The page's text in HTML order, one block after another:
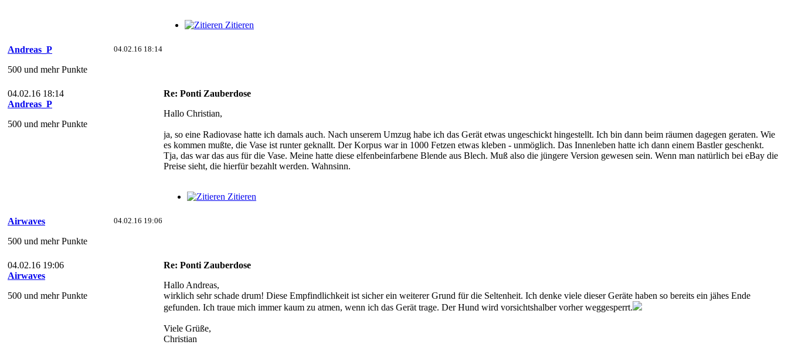
Zitieren
04.02.16 18:14
Andreas_P
500 und mehr Punkte
04.02.16 18:14
Andreas_P
500 und mehr Punkte
Re: Ponti Zauberdose
Hallo Christian,
ja, so eine Radiovase hatte ich damals auch. Nach unserem Umzug habe ich das Gerät etwas ungeschickt hingestellt. Ich bin dann beim räumen dagegen geraten. Wie
es kommen mußte, die Vase ist runter geknallt. Der Korpus war in 1000 Fetzen etwas kleben - unmöglich. Das Innenleben hatte ich dann einem Bastler geschenkt.
Tja, das war das aus für die Vase. Meine hatte diese elfenbeinfarbene Blende aus Blech. Muß also die jüngere Version gewesen sein. Wenn man natürlich bei eBay die
Preise sieht, die hierfür bezahlt werden. Wahnsinn.
Zitieren
04.02.16 19:06
Airwaves
500 und mehr Punkte
04.02.16 19:06
Airwaves
500 und mehr Punkte
Re: Ponti Zauberdose
Hallo Andreas,
wirklich sehr schade drum! Diese Empfindlichkeit ist sicher ein weiterer Grund für die Seltenheit. Ich denke viele dieser Geräte haben so bereits ein jähes Ende
gefunden. Ich traue mich immer kaum zu atmen, wenn ich das Gerät trage. Der Hund wird vorsichtshalber vorher weggesperrt.
Viele Grüße,
Christian